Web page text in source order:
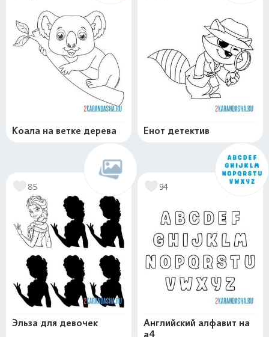
Коала на ветке дерева Енот детектив
85
Эльза для девочек
94
Английский алфавит на
а4